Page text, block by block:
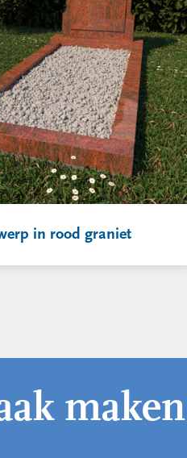
in rood graniet